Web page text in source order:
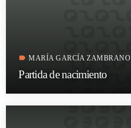
label MARÍA GARCÍA ZAMBRANO
Partida de nacimiento